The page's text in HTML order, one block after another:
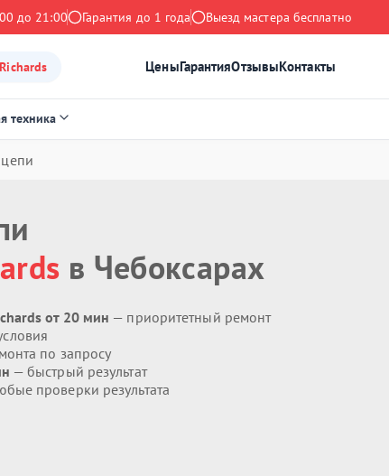
до 21:00 Гарантия до 1 года Выезд мастера бесплатно
ЦеныГарантияОтзывыКонтакты
техника
в Чебоксарах
от 20 мин — приоритетный ремонт
по запросу
— быстрый результат
проверки результата